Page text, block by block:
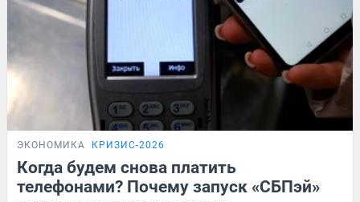
ЭКОНОМИКА КРИЗИС-2026
Когда будем снова платить
телефонами? Почему запуск «СБПэй»